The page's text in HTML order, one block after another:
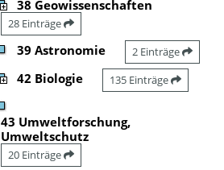
38 Geowissenschaften
28 Einträge
39 Astronomie 2 Einträge
42 Biologie 135 Einträge
43 Umweltforschung,
Umweltschutz
20 Einträge